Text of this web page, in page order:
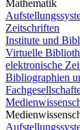
Mathematik
Zeitschriften
Institute und
Virtuelle
elektronische
Bibliographien